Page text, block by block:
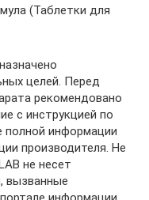
(Таблетки для
целей. Перед
рекомендовано
с инструкцией по
полной информации
производителя. Не
не несет
вызванные